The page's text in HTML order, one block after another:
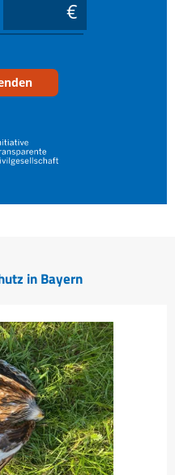
in Bayern